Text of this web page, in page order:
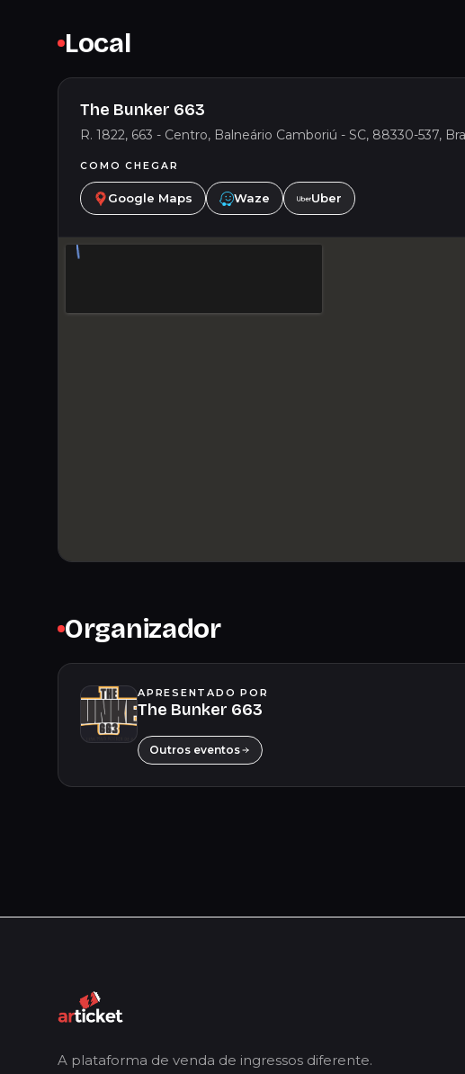
Local
The Bunker 663
R. 1822, 663 - Centro, Balneário Camboriú - SC, 88330-537,
COMO CHEGAR
Google Maps Waze Uber
Organizador
APRESENTADO POR
The Bunker 663
Outros eventos
A plataforma de venda de ingressos diferente.